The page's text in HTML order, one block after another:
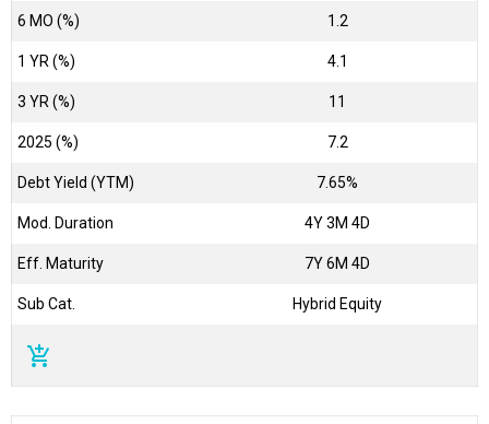
6 MO (%) 1.2
1 YR (%) 4.1
3 YR (%) 11
2025 (%) 7.2
Debt Yield (YTM) 7.65%
Mod. Duration 4Y 3M 4D
Eff. Maturity 7Y 6M 4D
Sub Cat. Hybrid Equity
add_shopping_cart